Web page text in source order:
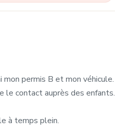
permis B et mon véhicule.
le contact auprès des enfants.
à temps plein.